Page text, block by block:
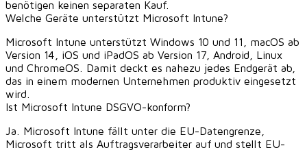
benötigen keinen separaten Kauf.
Welche Geräte unterstützt Microsoft Intune?
Microsoft Intune unterstützt Windows 10 und 11, macOS ab
Version 14, iOS und iPadOS ab Version 17, Android, Linux
und ChromeOS. Damit deckt es nahezu jedes Endgerät ab,
das in einem modernen Unternehmen produktiv eingesetzt
wird.
Ist Microsoft Intune DSGVO-konform?
Ja. Microsoft Intune fällt unter die EU-Datengrenze,
Microsoft tritt als Auftragsverarbeiter auf und stellt EU-